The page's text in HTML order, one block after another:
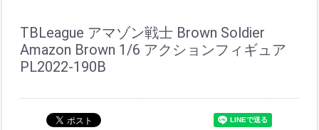
TBLeague アマゾン戦士 Brown Soldier
Amazon Brown 1/6 アクションフィギュア
PL2022-190B